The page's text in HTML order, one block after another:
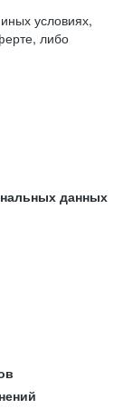
условиях,
либо
данных